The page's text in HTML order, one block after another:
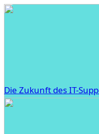
Die Zukunft des IT-